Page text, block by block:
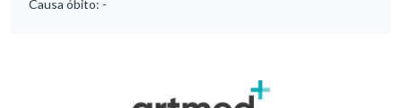
Causa óbito: -